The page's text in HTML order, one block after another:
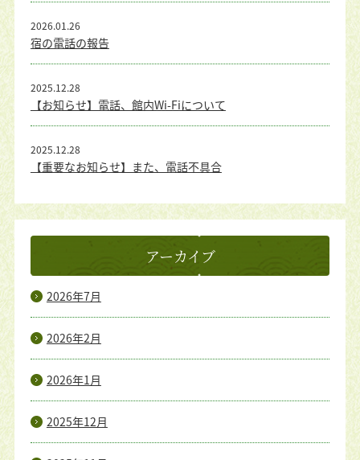
宿の電話の報告
2026.01.26
【お知らせ】電話、館内Wi-Fiについて
2025.12.28
【重要なお知らせ】また、電話不具合
2025.12.28
アーカイブ
2026年7月
2026年2月
2026年1月
2025年12月